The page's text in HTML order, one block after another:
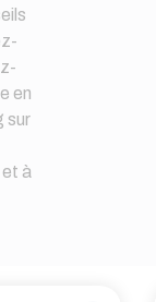
en
sur
à